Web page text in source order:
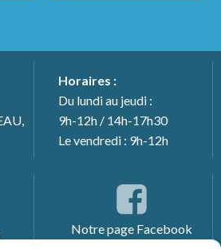
Horaires :
Du lundi au jeudi :
9h-12h / 14h-17h30
Le vendredi : 9h-12h
Notre page Facebook